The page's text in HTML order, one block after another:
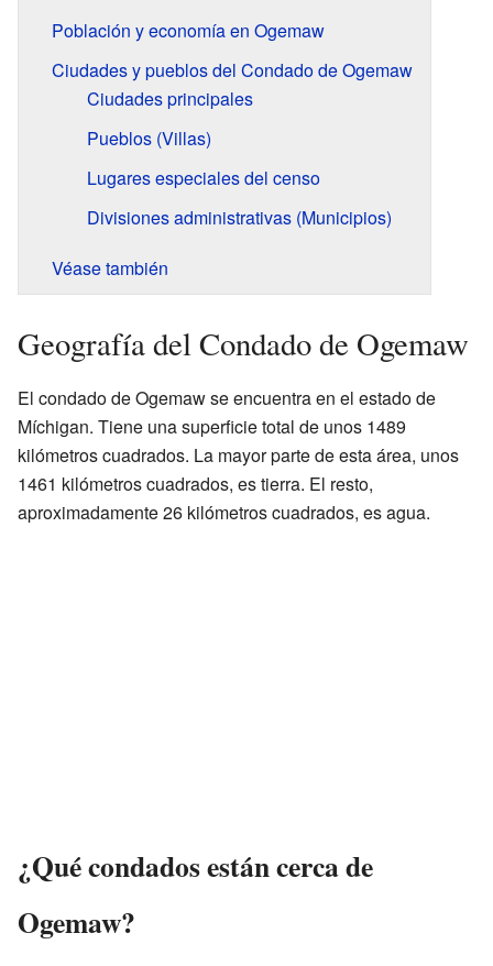
Población y economía en Ogemaw
Ciudades y pueblos del Condado de Ogemaw
Ciudades principales
Pueblos (Villas)
Lugares especiales del censo
Divisiones administrativas (Municipios)
Véase también
Geografía del Condado de Ogemaw
El condado de Ogemaw se encuentra en el estado de
Míchigan. Tiene una superficie total de unos 1489
kilómetros cuadrados. La mayor parte de esta área, unos
1461 kilómetros cuadrados, es tierra. El resto,
aproximadamente 26 kilómetros cuadrados, es agua.
¿Qué condados están cerca de
Ogemaw?